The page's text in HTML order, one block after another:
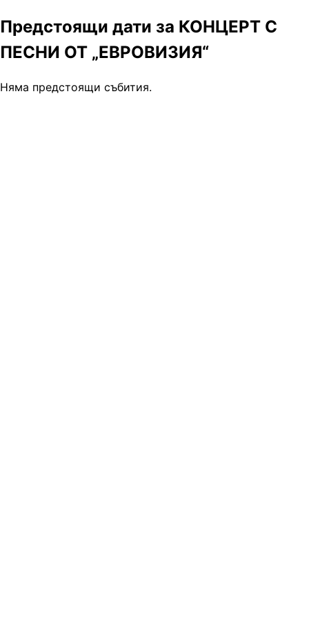
Предстоящи дати за КОНЦЕРТ С
ПЕСНИ ОТ „ЕВРОВИЗИЯ“
Няма предстоящи събития.